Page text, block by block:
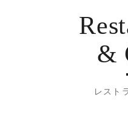
&
レスト